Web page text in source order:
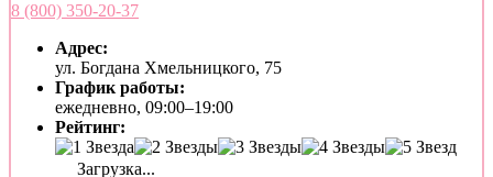
8 (800) 350-20-37
Адрес:
ул. Богдана Хмельницкого, 75
График работы:
ежедневно, 09:00–19:00
Рейтинг:
Загрузка...